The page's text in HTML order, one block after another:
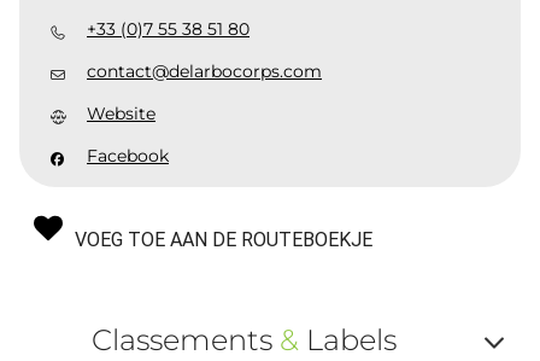
+33 (0)7 55 38 51 80
contact@delarbocorps.com
Website
Facebook
VOEG TOE AAN DE ROUTEBOEKJE
Classements &Labels